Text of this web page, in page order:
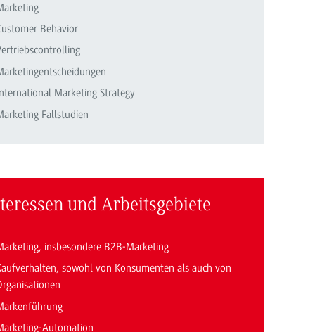
Behavior
Marketing Strategy
Fallstudien
und Arbeitsgebiete
insbesondere B2B-Marketing
sowohl von Konsumenten als auch von
Automation